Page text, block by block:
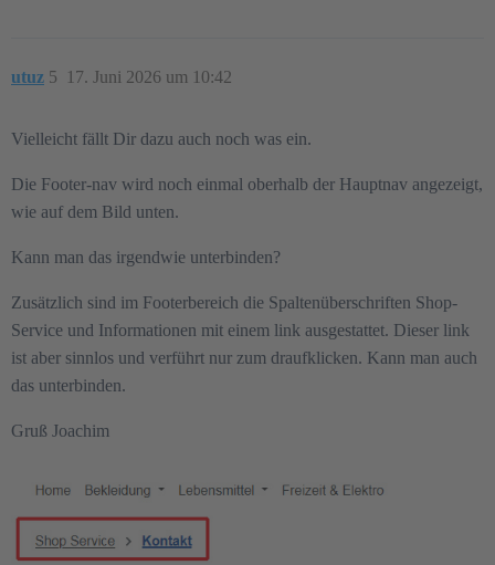
utuz 17. Juni 2026 um 10:42
5
Vielleicht fällt Dir dazu auch noch was ein.
Die Footer-nav wird noch einmal oberhalb der Hauptnav angezeigt,
wie auf dem Bild unten.
Kann man das irgendwie unterbinden?
Zusätzlich sind im Footerbereich die Spaltenüberschriften Shop-
Service und Informationen mit einem link ausgestattet. Dieser link
ist aber sinnlos und verführt nur zum draufklicken. Kann man auch
das unterbinden.
Gruß Joachim